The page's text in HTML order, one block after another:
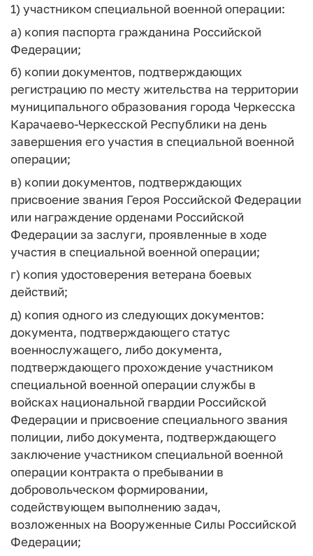
1) участником специальной военной операции:
а) копия паспорта гражданина Российской
Федерации;
б) копии документов, подтверждающих
регистрацию по месту жительства на территории
муниципального образования города Черкесска
Карачаево-Черкесской Республики на день
завершения его участия в специальной военной
операции;
в) копии документов, подтверждающих
присвоение звания Героя Российской Федерации
или награждение орденами Российской
Федерации за заслуги, проявленные в ходе
участия в специальной военной операции;
г) копия удостоверения ветерана боевых
действий;
д) копия одного из следующих документов:
документа, подтверждающего статус
военнослужащего, либо документа,
подтверждающего прохождение участником
специальной военной операции службы в
войсках национальной гвардии Российской
Федерации и присвоение специального звания
полиции, либо документа, подтверждающего
заключение участником специальной военной
операции контракта о пребывании в
добровольческом формировании,
содействующем выполнению задач,
возложенных на Вооруженные Силы Российской
Федерации;